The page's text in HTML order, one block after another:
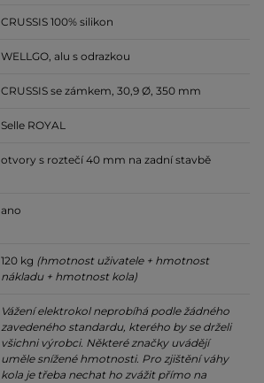
CRUSSIS 100% silikon
WELLGO, alu s odrazkou
CRUSSIS se zámkem, 30,9 Ø, 350 mm
Selle ROYAL
otvory s roztečí 40 mm na zadní stavbě
ano
120 kg (hmotnost uživatele + hmotnost
nákladu + hmotnost kola)
Vážení elektrokol neprobíhá podle žádného
zavedeného standardu, kterého by se drželi
všichni výrobci. Některé značky uvádějí
uměle snížené hmotnosti. Pro zjištění váhy
kola je třeba nechat ho zvážit přímo na